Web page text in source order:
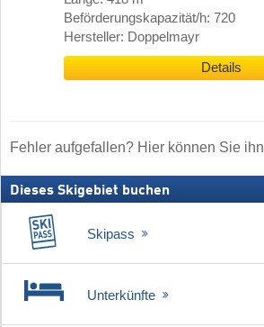
Beförderungskapazität/h: 720
Hersteller: Doppelmayr
Details
Fehler aufgefallen? Hier können Sie ihn
Dieses Skigebiet buchen
Skipass
Unterkünfte